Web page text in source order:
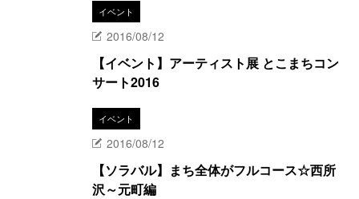
イベント
2016/08/12
【イベント】アーティスト展 とこまちコン
サート2016
イベント
2016/08/12
【ソラバル】まち全体がフルコース☆西所
沢～元町編